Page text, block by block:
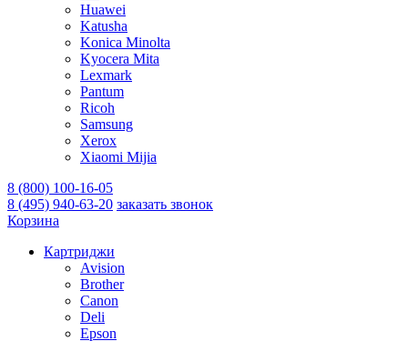
Huawei
Katusha
Konica Minolta
Kyocera Mita
Lexmark
Pantum
Ricoh
Samsung
Xerox
Xiaomi Mijia
8 (800) 100-16-05
8 (495) 940-63-20 заказать звонок
Корзина
Картриджи
Avision
Brother
Canon
Deli
Epson